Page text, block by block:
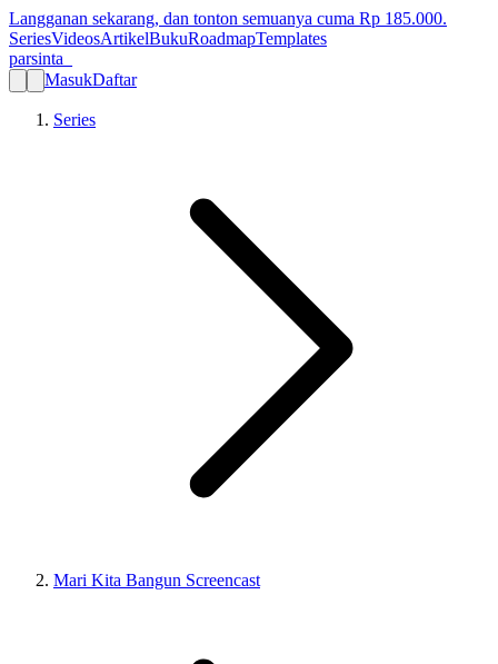
Langganan sekarang, dan tonton semuanya cuma Rp 185.000.
SeriesVideosArtikelBukuRoadmapTemplates
parsinta_
MasukDaftar
Series
Mari Kita Bangun Screencast